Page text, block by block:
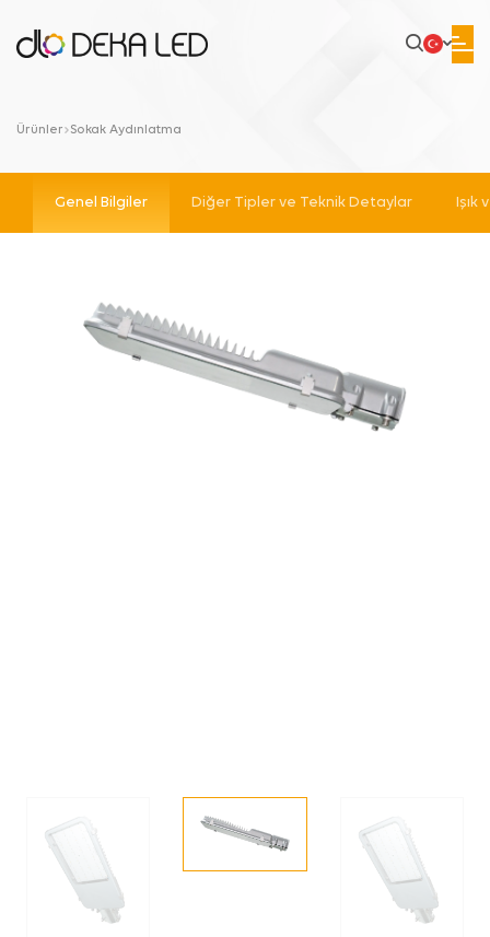
Ürünler Sokak Aydınlatma
Genel Bilgiler Diğer Tipler ve Teknik Detaylar Işık